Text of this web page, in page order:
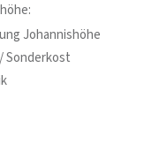
Johannishöhe
Sonderkost